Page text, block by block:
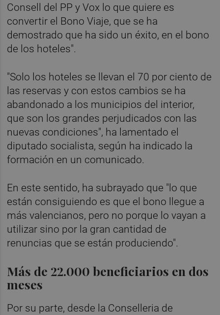
Consell del PP y Vox lo que quiere es
convertir el Bono Viaje, que se ha
demostrado que ha sido un éxito, en el bono
de los hoteles".
"Solo los hoteles se llevan el 70 por ciento de
las reservas y con estos cambios se ha
abandonado a los municipios del interior,
que son los grandes perjudicados con las
nuevas condiciones", ha lamentado el
diputado socialista, según ha indicado la
formación en un comunicado.
En este sentido, ha subrayado que "lo que
están consiguiendo es que el bono llegue a
más valencianos, pero no porque lo vayan a
utilizar sino por la gran cantidad de
renuncias que se están produciendo".
Más de 22.000 beneficiarios en dos
meses
Por su parte, desde la Conselleria de